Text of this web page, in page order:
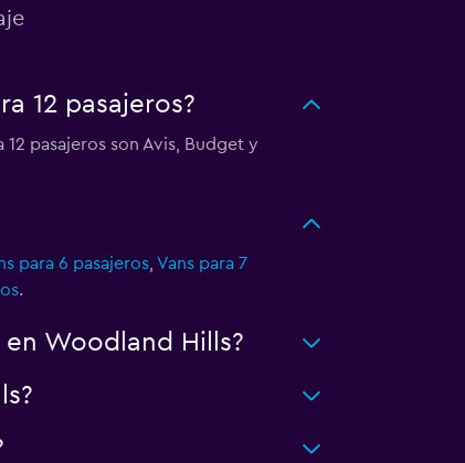
12 pasajeros?
pasajeros son Avis, Budget y
para 6 pasajeros, Vans para 7
.
Woodland Hills?